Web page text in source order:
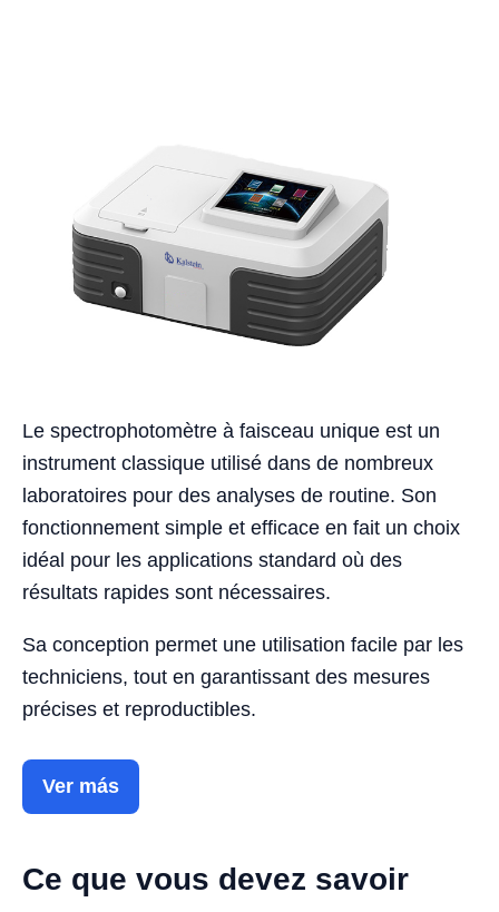
Le spectrophotomètre à faisceau unique est un
instrument classique utilisé dans de nombreux
laboratoires pour des analyses de routine. Son
fonctionnement simple et efficace en fait un choix
idéal pour les applications standard où des
résultats rapides sont nécessaires.
Sa conception permet une utilisation facile par les
techniciens, tout en garantissant des mesures
précises et reproductibles.
Ver más
Ce que vous devez savoir